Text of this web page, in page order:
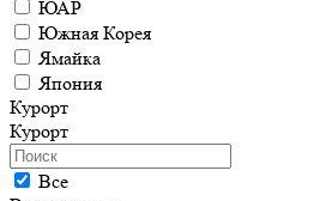
ЮАР
Южная Корея
Ямайка
Япония
Курорт
Курорт
Все